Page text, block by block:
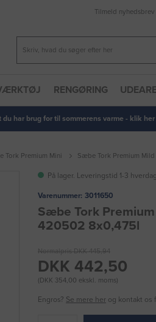
Tilmeld nyhedsbrev
RENGØRING
du har brug for til sommerens varme - klik
Tork Premium Mini Sæbe Tork Premium
På lager. Leveringstid 1-3
Varenummer: 3011650
Sæbe Tork
420502 8x0,475l
Normalpris DKK 445,94
DKK 442,50
(DKK 354,00 ekskl. moms)
Engros? Se mere her og kontakt os